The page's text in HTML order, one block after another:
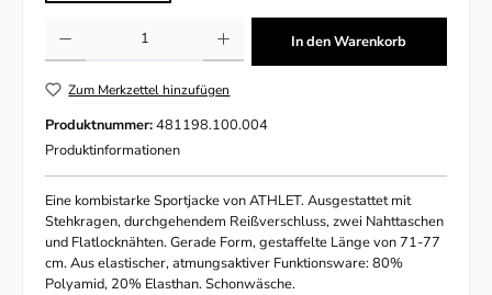
In den Warenkorb
Zum Merkzettel hinzufügen
Produktnummer:481198.100.004
Produktinformationen
Eine kombistarke Sportjacke von ATHLET. Ausgestattet mit
Stehkragen, durchgehendem Reißverschluss, zwei Nahttaschen
und Flatlocknähten. Gerade Form, gestaffelte Länge von 71-77
cm. Aus elastischer, atmungsaktiver Funktionsware: 80%
Polyamid, 20% Elasthan. Schonwäsche.